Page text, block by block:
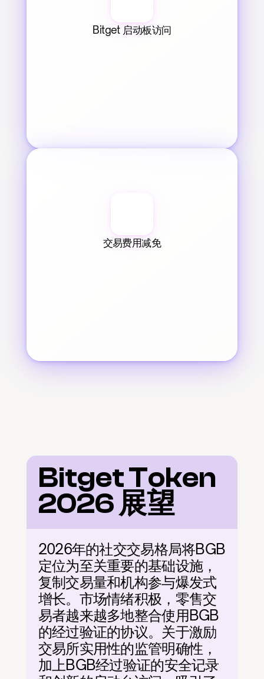
Bitget 启动板访问
交易费用减免
Bitget Token
2026 展望
2026年的社交交易格局将BGB
定位为至关重要的基础设施，
复制交易量和机构参与爆发式
增长。市场情绪积极，零售交
易者越来越多地整合使用BGB
的经过验证的协议。关于激励
交易所实用性的监管明确性，
加上BGB经过验证的安全记录